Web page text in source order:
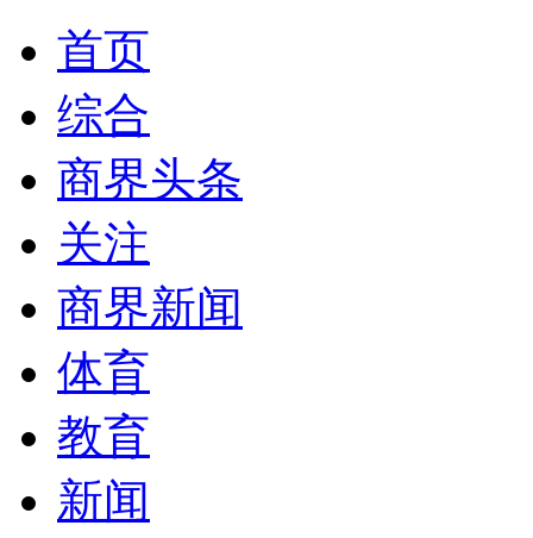
首页
综合
商界头条
关注
商界新闻
体育
教育
新闻